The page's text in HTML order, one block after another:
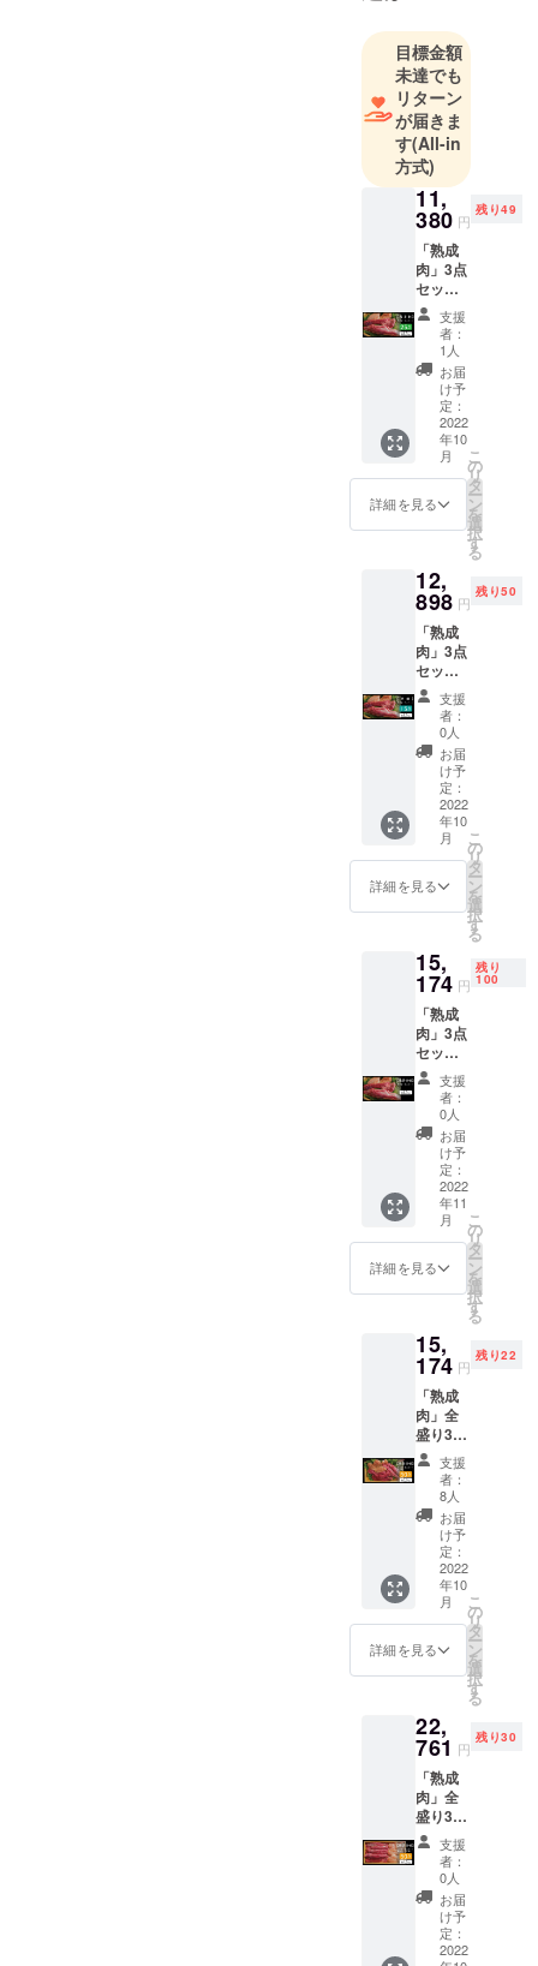
人体無害な
接合菌の培
養に成功。
熟成肉や熟
成魚を簡易
的に生産で
きる「エイ
ジングシー
ト」を開発
した。肉や
魚に巻くだ
けで簡単に
熟成が可能
となる。特
徴として、
従来の熟成
庫を必要と
に個人の力
付加価値あ
る物を作り
出せる。ま
た、この技
術を転用し
保存への活
用も発見。
温度と日数
ロールで、
熟成から保
存まで様々
な商品コン
トロールが
分好みの熟
成肉や熟成
魚を作った
り、刺身な
どには、劣
化軽減させ
て日持ちが
良くなるな
ど、使い方
次第で仕上
がるものは
無限大。自
分好みの食
シートであ
る。フード
テックコン
テストの企
業賞や、川
崎市から産
業賞など多
数受賞。
目標金額
未達でも
リターン
が届きま
す(All-in
方式)
11,
380 円
残り49
「熟成
肉」3点
セット
全盛り
約
1.5kg（
3〜5人
分）
［一般
販売予
定価格
15,174
円］
25％OF
F 超早
割価格
Fでの価
格30
セット
のみご
用意い
たしま
した。
3,794円
引きの
超お買
い得価
格で
す。 ・
牛サガ
リ／約
500g ・
豚ヒレ
500g ・
／約
500g ※
本製品
は冷凍
発送と
なりま
す。 ※
賞味期
限：製
造日か
ら冷凍
で6か月
※解凍し
てから
は風味
を損な
うため
りくだ
さい ・
熟成肉3
点盛り
合わ
せ.CF
・原材
料名：
牛肉、
豚肉、
鶏肉 ・
内容
量：牛
肉/約
豚肉/約
500g、
保存方
法：冷
凍
−20℃
以下 ・
添加物
表示：
無 ・ア
レル
ギー表
示：
牛、
豚、鶏
支援
者：
1人
お届
け予
定：
2022
年10
月
詳細を見る
こ
の
リ
タ
ー
ン
を
選
択
す
る
12,
898 円
残り50
「熟成
肉」3点
セット
全盛り
約
1.5kg（
3〜5人
分）
［一般
販売予
定価格
15,174
円］
15％OF
F 早割
価格
Fでの価
格30
セット
のみご
用意い
たしま
した。
2,276円
引きの
超お買
い得価
格で
す。 ・
牛サガ
リ／約
500g ・
豚ヒレ
500g ・
／約
500g ※
本製品
は冷凍
発送と
なりま
す。 ※
賞味期
限：製
造日か
ら冷凍
で6か月
※解凍し
てから
は風味
を損な
うため
りくだ
さい ・
熟成肉3
点盛り
合わ
せ.CF
・原材
料名：
牛肉、
豚肉、
鶏肉 ・
内容
支援
者：
0人
お届
け予
定：
2022
年10
月
詳細を見る
こ
の
リ
タ
ー
ン
を
選
択
す
る
15,
174 円
残り
100
「熟成
肉」3点
セット
全盛り
約
1.5kg（
3〜5人
分）
［一般
販売予
定価格
15,174
円］ ・
牛サガ
リ／約
500g ・
／約
500g ・
鶏胸肉
／約
500g ※
本製品
は冷凍
発送と
なりま
す。 ※
賞味期
限：製
造日か
ら冷凍
で6か月
※解凍し
てから
お早め
にお召
し上が
りくだ
さい ・
名称：
熟成肉3
点盛り
合わ
せ.CF
・原材
料名：
牛肉、
支援
者：
0人
お届
け予
定：
2022
年11
月
詳細を見る
こ
の
リ
タ
ー
ン
を
選
択
す
る
15,
174 円
残り22
「熟成
肉」全
盛り3点
セッ
ト・メ
ガ盛り
約
3.0kg（
6〜8人
分）
［一般
販売予
定価格
30,348
円］
50％OF
ンプ
ファイ
ヤー限
定早割
価格
50％OF
Fでの価
格30
セット
のみご
用意い
たしま
した。
支援
者：
8人
お届
け予
定：
2022
年10
月
詳細を見る
こ
の
リ
タ
ー
ン
を
選
択
す
る
22,
761 円
残り30
「熟成
肉」全
盛り3点
セッ
ト・超
スペ
シャル
盛り約
4.5kg（
10〜12
支援
者：
0人
お届
け予
定：
2022